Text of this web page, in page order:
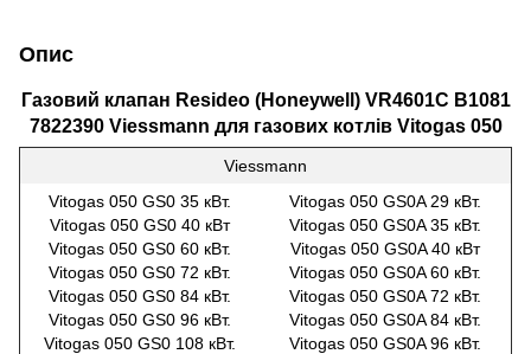
Опис
Газовий клапан Resideo (Honeywell) VR4601C B1081
7822390 Viessmann для газових котлів Vitogas 050
Viessmann
Vitogas 050 GS0 35 кВт.
Vitogas 050 GS0 40 кВт
Vitogas 050 GS0 60 кВт.
Vitogas 050 GS0 72 кВт.
Vitogas 050 GS0 84 кВт.
Vitogas 050 GS0 96 кВт.
Vitogas 050 GS0 108 кВт.
Vitogas 050 GS0A 29 кВт.
Vitogas 050 GS0A 35 кВт.
Vitogas 050 GS0A 40 кВт
Vitogas 050 GS0A 60 кВт.
Vitogas 050 GS0A 72 кВт.
Vitogas 050 GS0A 84 кВт.
Vitogas 050 GS0A 96 кВт.